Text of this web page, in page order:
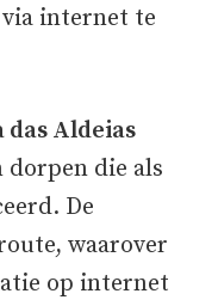
internet te
das Aldeias
die als
De
waarover
op internet